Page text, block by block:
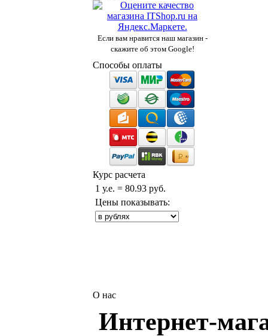
Если вам нравится наш магазин -
скажите об этом Google!
Способы оплаты
Курс расчета
1 у.е. = 80.93 руб.
Цены показывать:
О нас
Интернет-